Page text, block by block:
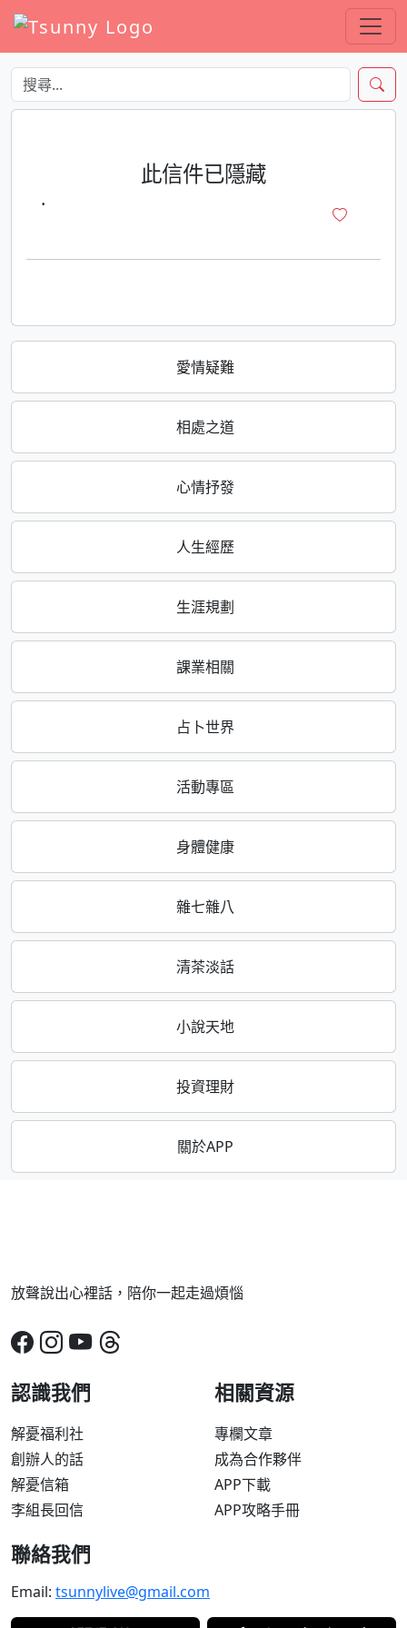
愛情疑難
相處之道
心情抒發
人生經歷
生涯規劃
課業相關
占卜世界
活動專區
身體健康
雜七雜八
清茶淡話
小說天地
投資理財
關於APP
此信件已隱藏
·
放聲說出心裡話，陪你一起走過煩惱
認識我們
解憂福利社
創辦人的話
解憂信箱
李組長回信
相關資源
專欄文章
成為合作夥伴
APP下載
APP攻略手冊
聯絡我們
Email: tsunnylive@gmail.com